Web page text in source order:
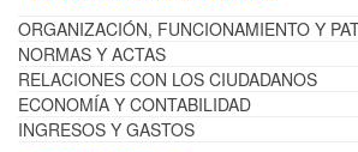
ORGANIZACIÓN, FUNCIONAMIENTO Y
NORMAS Y ACTAS
RELACIONES CON LOS CIUDADANOS
ECONOMÍA Y CONTABILIDAD
INGRESOS Y GASTOS